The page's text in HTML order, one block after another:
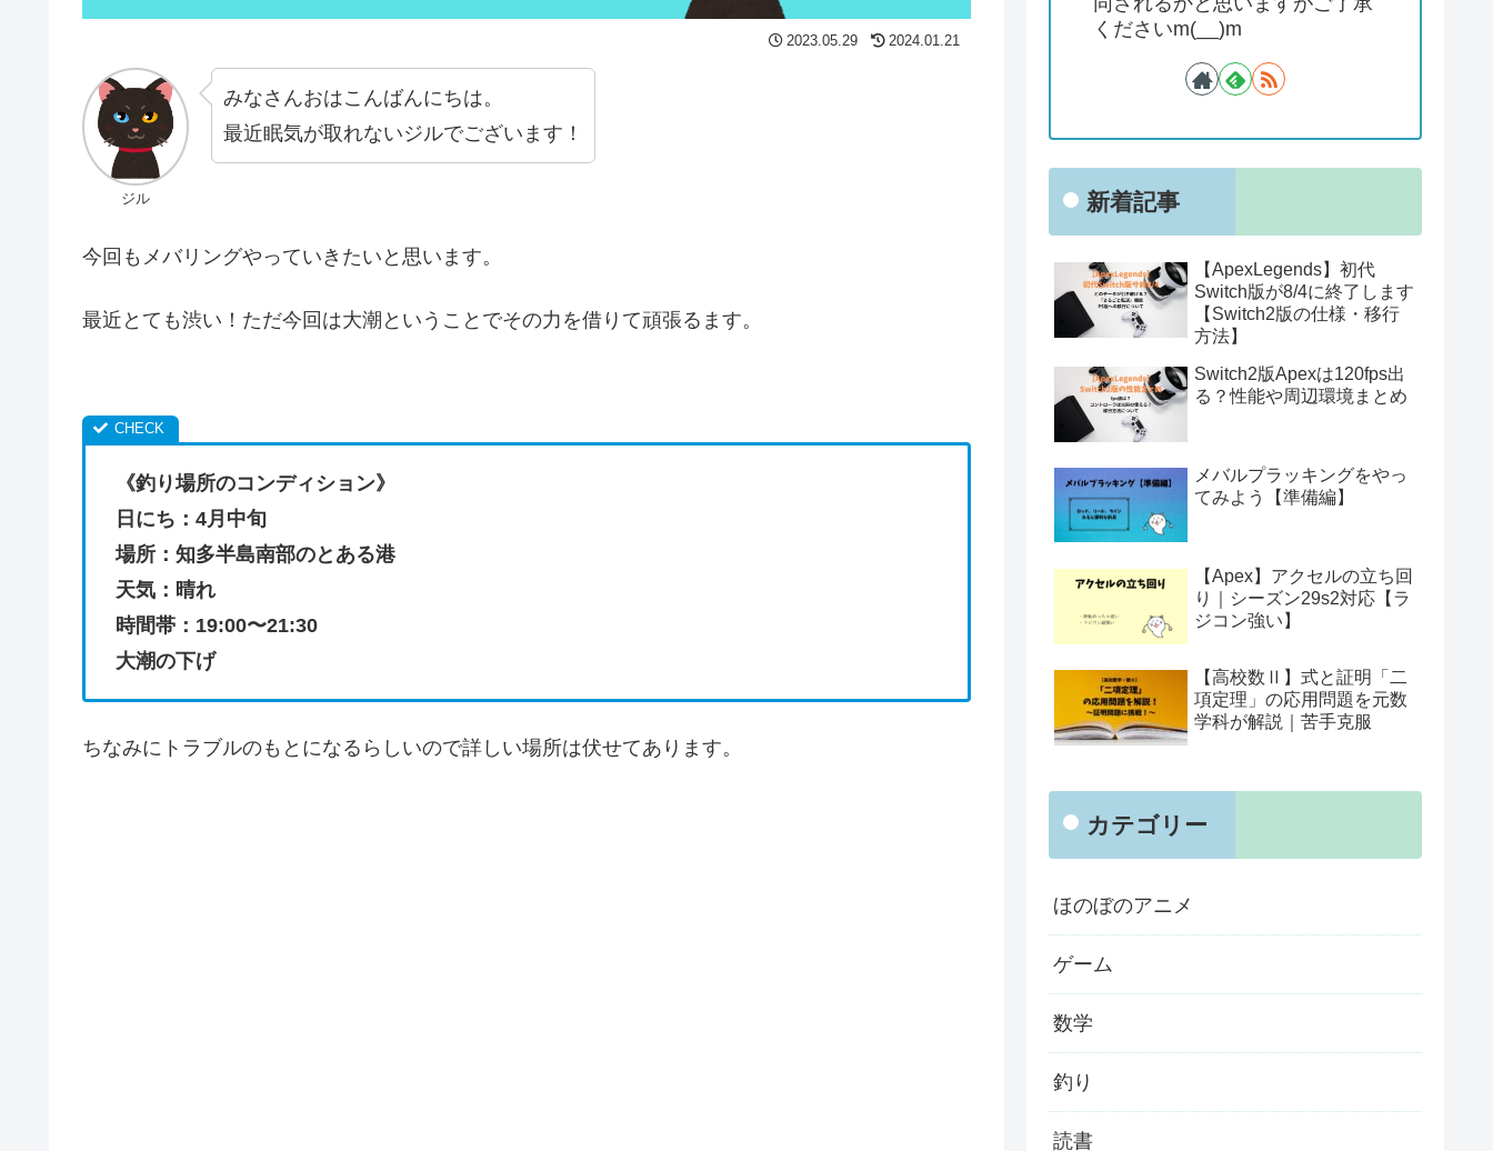
2023.05.29 2024.01.21
ジル
みなさんおはこんばんにちは。
最近眠気が取れないジルでございます！
今回もメバリングやっていきたいと思います。
最近とても渋い！ただ今回は大潮ということでその力を借りて頑張るます。
《釣り場所のコンディション》
日にち：4月中旬
場所：知多半島南部のとある港
天気：晴れ
時間帯：19:00〜21:30
大潮の下げ
ちなみにトラブルのもとになるらしいので詳しい場所は伏せてあります。
くださいm(__)m
新着記事
【ApexLegends】初代
Switch版が8/4に終了します
【Switch2版の仕様・移行
方法】
Switch2版Apexは120fps出
る？性能や周辺環境まとめ
メバルプラッキングをやっ
てみよう【準備編】
【Apex】アクセルの立ち回
り｜シーズン29s2対応【ラ
ジコン強い】
【高校数Ⅱ】式と証明「二
項定理」の応用問題を元数
学科が解説｜苦手克服
カテゴリー
ほのぼのアニメ
ゲーム
数学
釣り
読書